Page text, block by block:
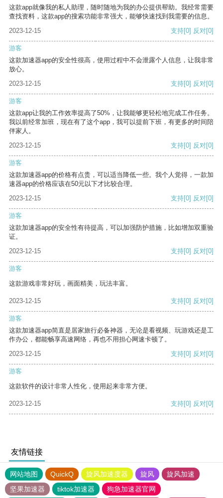
这款app就像我的私人助理，随时随地为我的办公提供帮助。我经常需要
查找资料，这款app的搜索功能非常强大，能够快速找到我需要的信息。
2023-12-15
支持[0] 反对[0]
游客
这款加速器app的安全性很高，使用过程中不会泄露个人信息，让我非常
放心。
2023-12-15
支持[0] 反对[0]
游客
这款app让我的工作效率提高了50%，让我能够更轻松地完成工作任务。
我以前经常加班，现在有了这个app，我可以提前下班，有更多的时间陪
伴家人。
2023-12-15
支持[0] 反对[0]
游客
这款加速器app的价格有点贵，可以适当降低一些。我个人觉得，一款加
速器app的价格应该在50元以下才比较合理。
2023-12-15
支持[0] 反对[0]
游客
这款加速器app的安全性有待提高，可以加强防护措施，比如增加双重验
证。
2023-12-15
支持[0] 反对[0]
游客
这款游戏非常好玩，画面精美，玩法丰富。
2023-12-15 支持[0] 反对[0]
游客
这款加速器app简直是居家旅行必备神器，无论是看视频、玩游戏还是工
作办公，都能畅享高速网络，再也不用担心网速卡顿了。
2023-12-15
支持[0] 反对[0]
游客
这款软件的设计非常人性化，使用起来非常方便。
2023-12-15 支持[0] 反对[0]
友情链接
网站地图 QuickQ 旋风加速度器 旋风
旋风加速
坚果加速器
tiktok加速器 狗急加速器官网